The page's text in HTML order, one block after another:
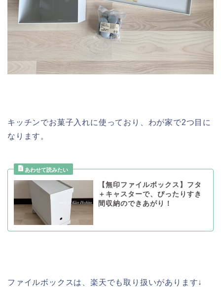
キッチンでお菓子入れに使っており、わが家で2つ目に
なります。
【無印ファイルボックス】フタ
＋キャスターで、ぴったりすき
間収納のできあがり！
ファイルボックスは、楽天でも取り扱いがあります↓